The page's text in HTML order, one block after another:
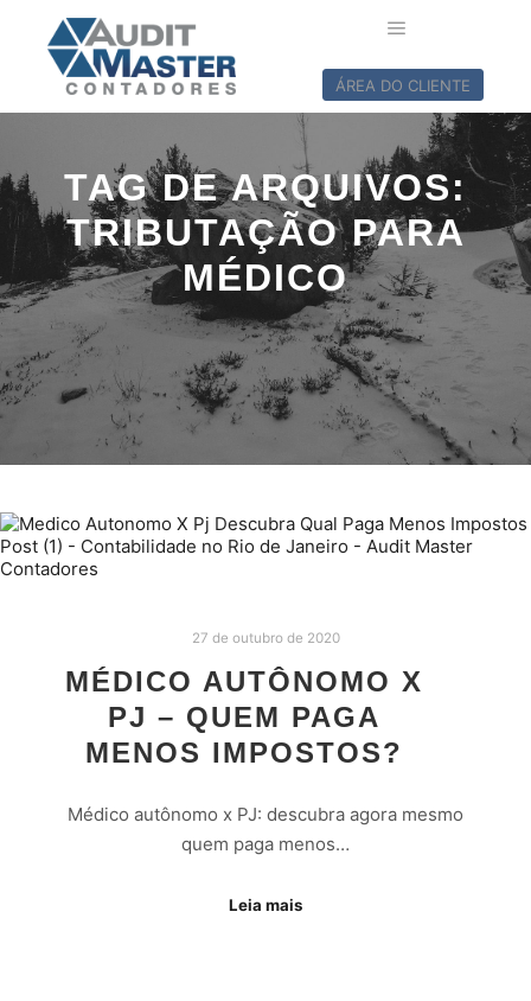
ÁREA DO CLIENTE
TAG DE ARQUIVOS:
TRIBUTAÇÃO PARA
MÉDICO
27 de outubro de 2020
MÉDICO AUTÔNOMO X
PJ – QUEM PAGA
MENOS IMPOSTOS?
Médico autônomo x PJ: descubra agora mesmo
quem paga menos…
Leia mais